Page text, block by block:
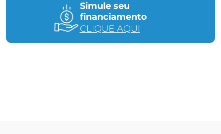
Simule seu
financiamento
CLIQUE AQUI